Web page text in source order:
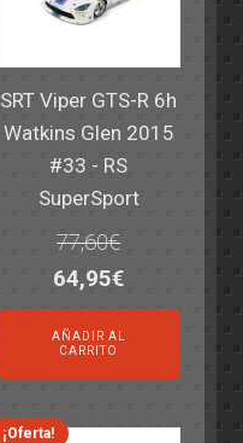
SRT Viper GTS-R 6h
Watkins Glen 2015
#33 - RS
SuperSport
77,60€
El
precio
original
era:
77,60€.
64,95€El
precio
actual
es:
64,95€.
AÑADIR AL
CARRITO
¡Oferta!